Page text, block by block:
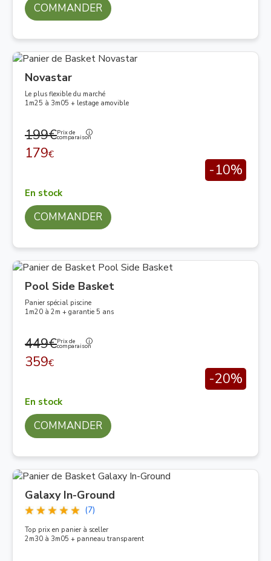
COMMANDER
Novastar
Le plus flexible du marché
1m25 à 3m05 + lestage amovible
199€Prix de
comparaison
179€
-10%
En stock
COMMANDER
Pool Side Basket
Panier spécial piscine
1m20 à 2m + garantie 5 ans
449€Prix de
comparaison
359€
-20%
En stock
COMMANDER
Galaxy In-Ground
(7)
Top prix en panier à sceller
2m30 à 3m05 + panneau transparent